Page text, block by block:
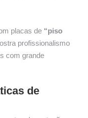
placas de “piso
profissionalismo
com grande
de